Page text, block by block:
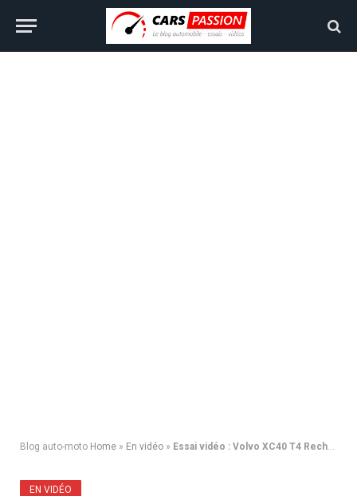
Blog auto-moto Home » En vidéo » Essai vidéo : Volvo XC40 T4 Recharge Plus, que vaut-il vraiment ?
EN VIDÉO